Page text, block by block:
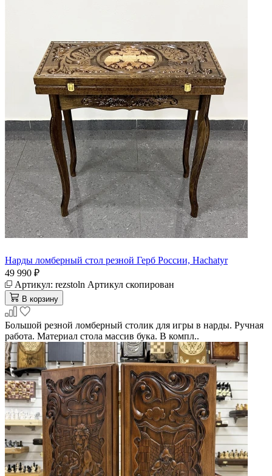
Нарды ломберный стол резной Герб России, Hachatyr
49 990 ₽
Артикул: rezstoln Артикул скопирован
В корзину
Большой резной ломберный столик для игры в нарды. Ручная
работа. Материал стола массив бука. В компл..